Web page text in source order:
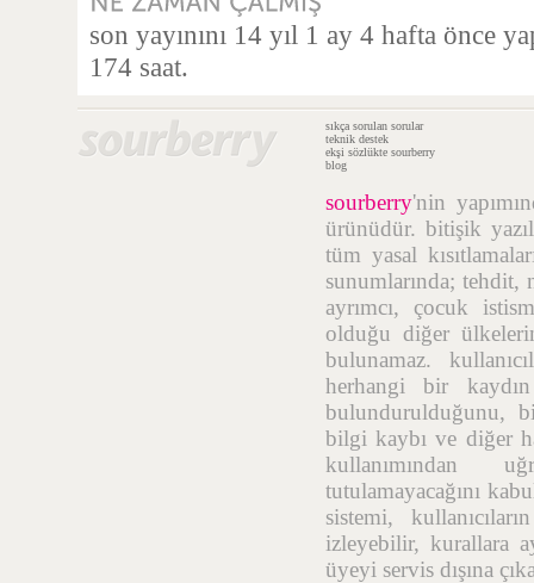
son yayınını 14 yıl 1 ay 4 hafta önce
174 saat.
sıkça sorulan sorular
teknik destek
ekşi sözlükte sourberry
blog
sourberry'nin
ürünüdür. bitişik
tüm yasal
sunumlarında; tehdit,
ayrımcı, çocuk
olduğu diğer ülkelerin
bulunamaz.
herhangi bir
bulundurulduğunu,
bilgi kaybı ve diğer
kullanımından
tutulamayacağını
sistemi,
izleyebilir, kurallara
üyeyi servis dışına